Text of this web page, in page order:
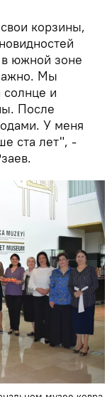
корзины,
южной зоне
Мы
и
После
У меня
ста лет", -